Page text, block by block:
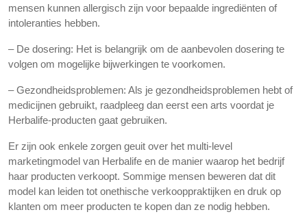
mensen kunnen allergisch zijn voor bepaalde ingrediënten of
intoleranties hebben.
– De dosering: Het is belangrijk om de aanbevolen dosering te
volgen om mogelijke bijwerkingen te voorkomen.
– Gezondheidsproblemen: Als je gezondheidsproblemen hebt of
medicijnen gebruikt, raadpleeg dan eerst een arts voordat je
Herbalife-producten gaat gebruiken.
Er zijn ook enkele zorgen geuit over het multi-level
marketingmodel van Herbalife en de manier waarop het bedrijf
haar producten verkoopt. Sommige mensen beweren dat dit
model kan leiden tot onethische verkooppraktijken en druk op
klanten om meer producten te kopen dan ze nodig hebben.